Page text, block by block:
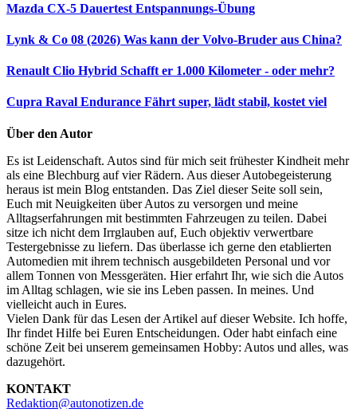
Mazda CX-5 Dauertest Entspannungs-Übung
Lynk & Co 08 (2026) Was kann der Volvo-Bruder aus China?
Renault Clio Hybrid Schafft er 1.000 Kilometer - oder mehr?
Cupra Raval Endurance Fährt super, lädt stabil, kostet viel
Über den Autor
Es ist Leidenschaft. Autos sind für mich seit frühester Kindheit mehr
als eine Blechburg auf vier Rädern. Aus dieser Autobegeisterung
heraus ist mein Blog entstanden. Das Ziel dieser Seite soll sein,
Euch mit Neuigkeiten über Autos zu versorgen und meine
Alltagserfahrungen mit bestimmten Fahrzeugen zu teilen. Dabei
sitze ich nicht dem Irrglauben auf, Euch objektiv verwertbare
Testergebnisse zu liefern. Das überlasse ich gerne den etablierten
Automedien mit ihrem technisch ausgebildeten Personal und vor
allem Tonnen von Messgeräten. Hier erfahrt Ihr, wie sich die Autos
im Alltag schlagen, wie sie ins Leben passen. In meines. Und
vielleicht auch in Eures.
Vielen Dank für das Lesen der Artikel auf dieser Website. Ich hoffe,
Ihr findet Hilfe bei Euren Entscheidungen. Oder habt einfach eine
schöne Zeit bei unserem gemeinsamen Hobby: Autos und alles, was
dazugehört.
KONTAKT
Redaktion@autonotizen.de